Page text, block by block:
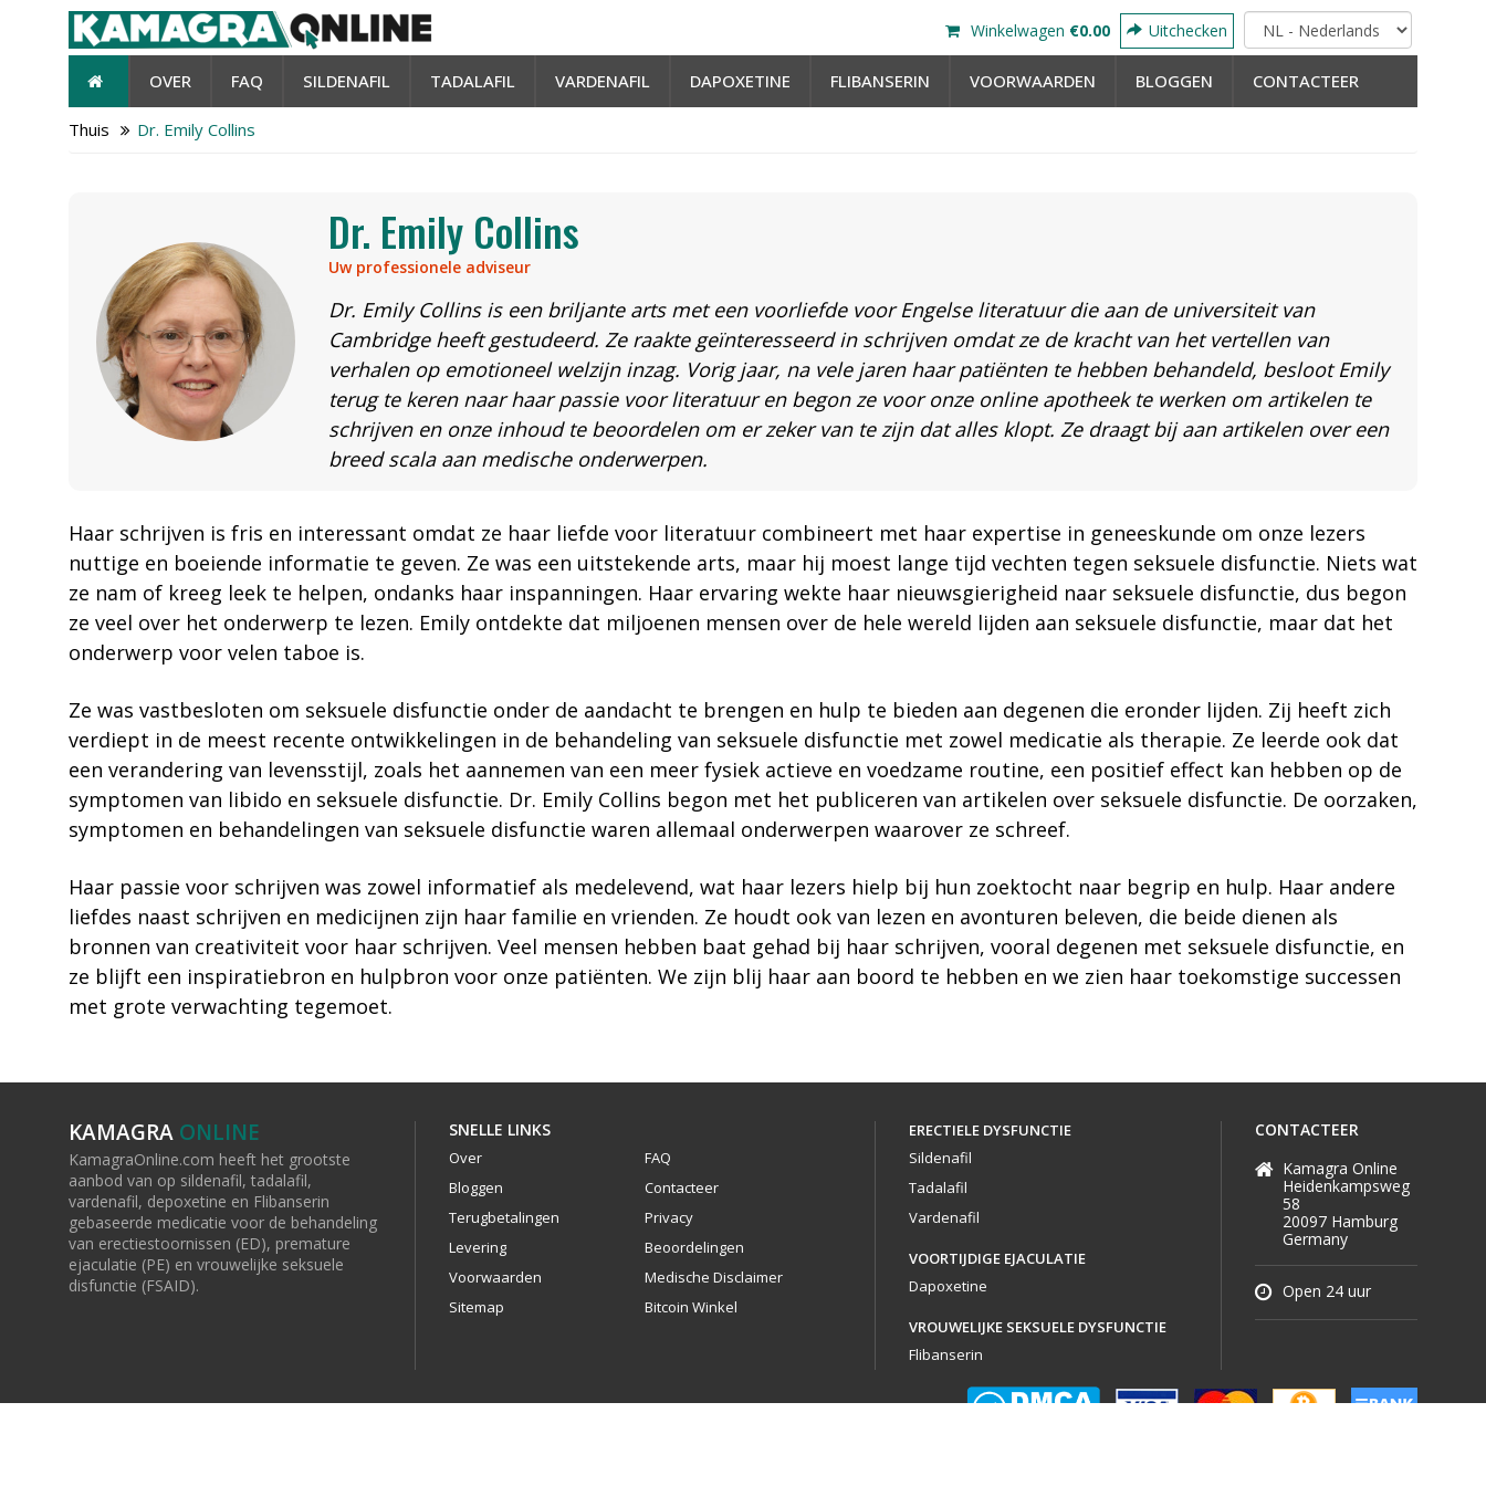
Winkelwagen €0.00 Uitchecken
OVER FAQ SILDENAFIL TADALAFIL VARDENAFIL DAPOXETINE FLIBANSERIN VOORWAARDEN BLOGGEN CONTACTEER
Thuis Dr. Emily Collins
Dr. Emily Collins
Uw professionele adviseur
Dr. Emily Collins is een briljante arts met een voorliefde voor Engelse literatuur die aan de universiteit van
Cambridge heeft gestudeerd. Ze raakte geïnteresseerd in schrijven omdat ze de kracht van het vertellen van
verhalen op emotioneel welzijn inzag. Vorig jaar, na vele jaren haar patiënten te hebben behandeld, besloot Emily
terug te keren naar haar passie voor literatuur en begon ze voor onze online apotheek te werken om artikelen te
schrijven en onze inhoud te beoordelen om er zeker van te zijn dat alles klopt. Ze draagt bij aan artikelen over een
breed scala aan medische onderwerpen.
Haar schrijven is fris en interessant omdat ze haar liefde voor literatuur combineert met haar expertise in geneeskunde om onze lezers
nuttige en boeiende informatie te geven. Ze was een uitstekende arts, maar hij moest lange tijd vechten tegen seksuele disfunctie. Niets wat
ze nam of kreeg leek te helpen, ondanks haar inspanningen. Haar ervaring wekte haar nieuwsgierigheid naar seksuele disfunctie, dus begon
ze veel over het onderwerp te lezen. Emily ontdekte dat miljoenen mensen over de hele wereld lijden aan seksuele disfunctie, maar dat het
onderwerp voor velen taboe is.
Ze was vastbesloten om seksuele disfunctie onder de aandacht te brengen en hulp te bieden aan degenen die eronder lijden. Zij heeft zich
verdiept in de meest recente ontwikkelingen in de behandeling van seksuele disfunctie met zowel medicatie als therapie. Ze leerde ook dat
een verandering van levensstijl, zoals het aannemen van een meer fysiek actieve en voedzame routine, een positief effect kan hebben op de
symptomen van libido en seksuele disfunctie. Dr. Emily Collins begon met het publiceren van artikelen over seksuele disfunctie. De oorzaken,
symptomen en behandelingen van seksuele disfunctie waren allemaal onderwerpen waarover ze schreef.
Haar passie voor schrijven was zowel informatief als medelevend, wat haar lezers hielp bij hun zoektocht naar begrip en hulp. Haar andere
liefdes naast schrijven en medicijnen zijn haar familie en vrienden. Ze houdt ook van lezen en avonturen beleven, die beide dienen als
bronnen van creativiteit voor haar schrijven. Veel mensen hebben baat gehad bij haar schrijven, vooral degenen met seksuele disfunctie, en
ze blijft een inspiratiebron en hulpbron voor onze patiënten. We zijn blij haar aan boord te hebben en we zien haar toekomstige successen
met grote verwachting tegemoet.
KAMAGRA ONLINE
KamagraOnline.com heeft het grootste
aanbod van op sildenafil, tadalafil,
vardenafil, depoxetine en Flibanserin
gebaseerde medicatie voor de behandeling
van erectiestoornissen (ED), premature
ejaculatie (PE) en vrouwelijke seksuele
disfunctie (FSAID).
SNELLE LINKS
Over
FAQ
Bloggen
Contacteer
Terugbetalingen
Privacy
Levering
Beoordelingen
Voorwaarden
Medische Disclaimer
Sitemap
Bitcoin Winkel
ERECTIELE DYSFUNCTIE
Sildenafil
Tadalafil
Vardenafil
VOORTIJDIGE EJACULATIE
Dapoxetine
VROUWELIJKE SEKSUELE DYSFUNCTIE
Flibanserin
CONTACTEER
Kamagra Online
Heidenkampsweg
58
20097 Hamburg
Germany
Open 24 uur